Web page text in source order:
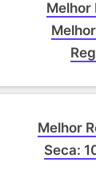
Melhor
Melhor
Seca: